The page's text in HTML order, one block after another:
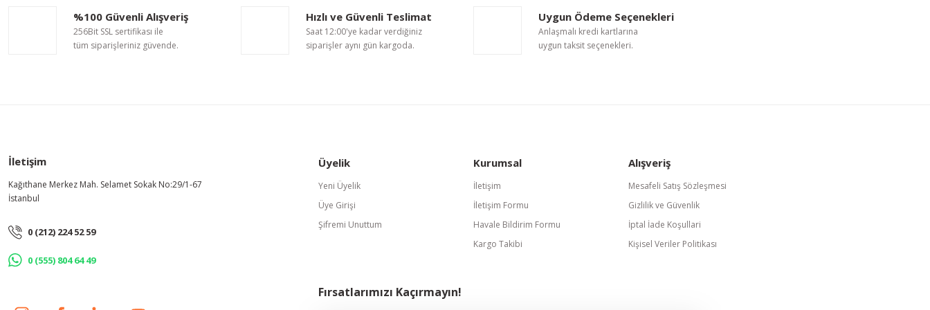
%100 Güvenli Alışveriş
256Bit SSL sertifikası ile
tüm siparişleriniz güvende.
Hızlı ve Güvenli Teslimat
Saat 12:00'ye kadar verdiğiniz
siparişler aynı gün kargoda.
Uygun Ödeme Seçenekleri
Anlaşmalı kredi kartlarına
uygun taksit seçenekleri.
İletişim
Kağıthane Merkez Mah. Selamet Sokak No:29/1-67
İstanbul
0 (212) 224 52 59
0 (555) 804 64 49
Üyelik
Yeni Üyelik
Üye Girişi
Şifremi Unuttum
Kurumsal
İletişim
İletişim Formu
Havale Bildirim Formu
Kargo Takibi
Alışveriş
Mesafeli Satış Sözleşmesi
Gizlilik ve Güvenlik
İptal İade Koşullari
Kişisel Veriler Politikası
Fırsatlarımızı Kaçırmayın!